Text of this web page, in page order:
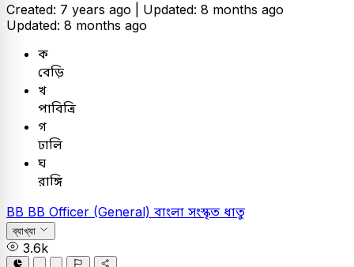
Created: 7 years ago | Updated: 8 months ago
Updated: 8 months ago
ক
বেড়ি
খ
পাবিত্রি
গ
ঢালি
ঘ
রাঙ্গি
BB BB Officer (General) বাংলা সংস্কৃত ধাতু
ব্যাখ্যা
3.6k